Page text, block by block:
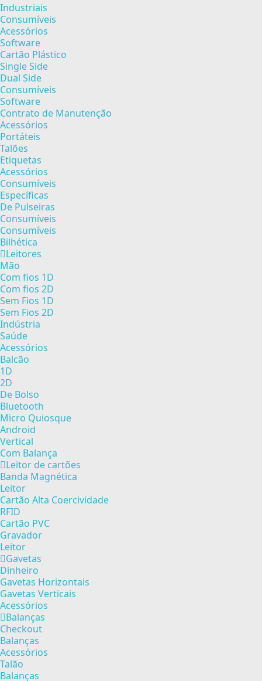
Industriais
Consumíveis
Acessórios
Software
Cartão Plástico
Single Side
Dual Side
Consumíveis
Software
Contrato de Manutenção
Acessórios
Portáteis
Talões
Etiquetas
Acessórios
Consumíveis
Específicas
De Pulseiras
Consumíveis
Consumíveis
Bilhética
Leitores
Mão
Com fios 1D
Com fios 2D
Sem Fios 1D
Sem Fios 2D
Indústria
Saúde
Acessórios
Balcão
1D
2D
De Bolso
Bluetooth
Micro Quiosque
Android
Vertical
Com Balança
Leitor de cartões
Banda Magnética
Leitor
Cartão Alta Coercividade
RFID
Cartão PVC
Gravador
Leitor
Gavetas
Dinheiro
Gavetas Horizontais
Gavetas Verticais
Acessórios
Balanças
Checkout
Balanças
Acessórios
Talão
Balanças